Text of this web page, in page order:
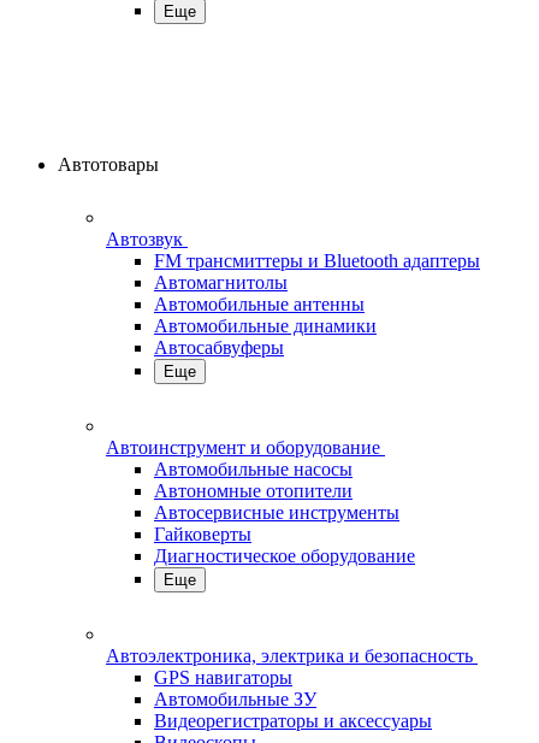
Еще
Автотовары
Автозвук
FM трансмиттеры и Bluetooth адаптеры
Автомагнитолы
Автомобильные антенны
Автомобильные динамики
Автосабвуферы
Еще
Автоинструмент и оборудование
Автомобильные насосы
Автономные отопители
Автосервисные инструменты
Гайковерты
Диагностическое оборудование
Еще
Автоэлектроника, электрика и безопасность
GPS навигаторы
Автомобильные ЗУ
Видеорегистраторы и аксессуары